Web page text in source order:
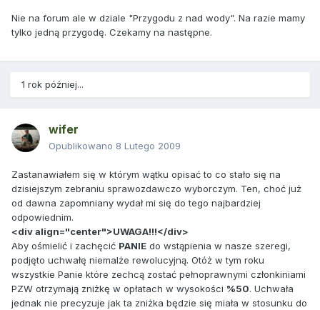
Nie na forum ale w dziale "Przygodu z nad wody". Na razie mamy
tylko jedną przygodę. Czekamy na następne.
1 rok później...
wifer
Opublikowano 8 Lutego 2009
Zastanawiałem się w którym wątku opisać to co stało się na
dzisiejszym zebraniu sprawozdawczo wyborczym. Ten, choć już
od dawna zapomniany wydał mi się do tego najbardziej
odpowiednim.
<div align="center">UWAGA!!!</div>
Aby ośmielić i zachęcić PANIE do wstąpienia w nasze szeregi,
podjęto uchwałę niemalże rewolucyjną. Otóż w tym roku
wszystkie Panie które zechcą zostać pełnoprawnymi członkiniami
PZW otrzymają zniżkę w opłatach w wysokości %50. Uchwała
jednak nie precyzuje jak ta zniżka będzie się miała w stosunku do